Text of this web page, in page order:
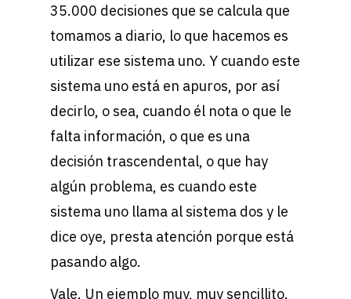
35.000 decisiones que se calcula que
tomamos a diario, lo que hacemos es
utilizar ese sistema uno. Y cuando este
sistema uno está en apuros, por así
decirlo, o sea, cuando él nota o que le
falta información, o que es una
decisión trascendental, o que hay
algún problema, es cuando este
sistema uno llama al sistema dos y le
dice oye, presta atención porque está
pasando algo.
Vale. Un ejemplo muy, muy sencillito.